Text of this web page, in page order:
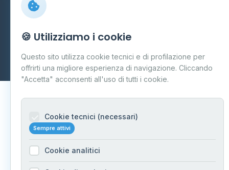
Carpi P.IVA 03859300364
Dati forniti daMinistero delle Imprese e del Made in Italy
Aggiornamento quotidiano
🍪 Utilizziamo i cookie
Questo sito utilizza cookie tecnici e di profilazione per
offrirti una migliore esperienza di navigazione. Cliccando
"Accetta" acconsenti all'uso di tutti i cookie.
Cookie tecnici (necessari)
Sempre attivi
Cookie analitici